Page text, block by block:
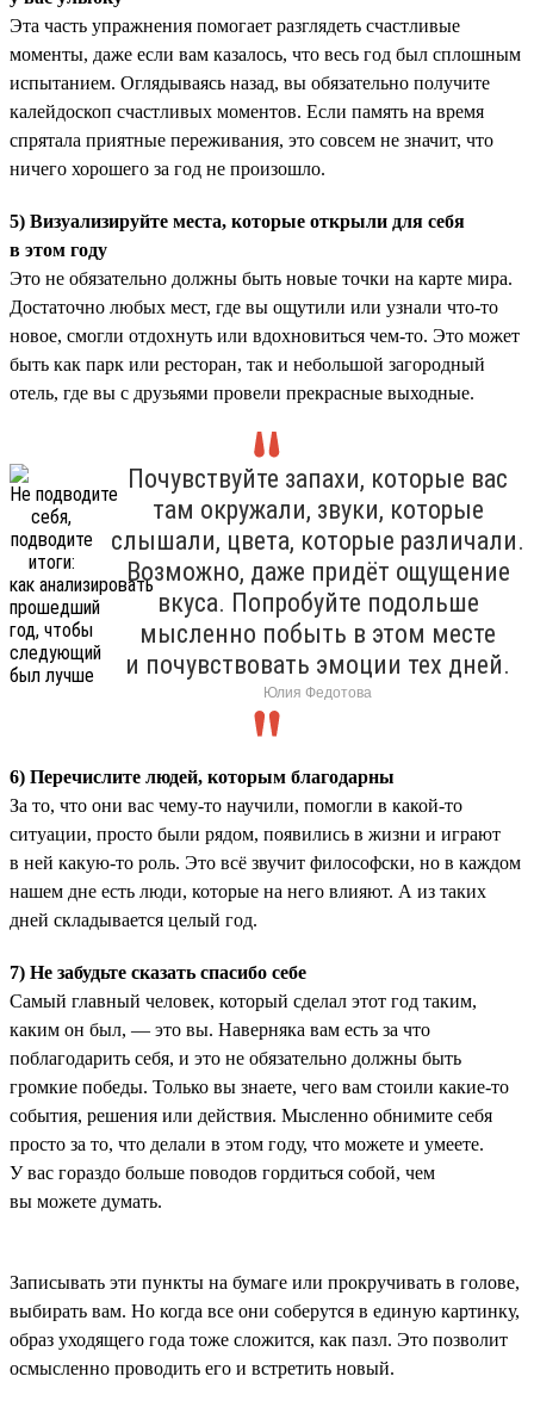
Эта часть упражнения помогает разглядеть счастливые
моменты, даже если вам казалось, что весь год был сплошным
испытанием. Оглядываясь назад, вы обязательно получите
калейдоскоп счастливых моментов. Если память на время
спрятала приятные переживания, это совсем не значит, что
ничего хорошего за год не произошло.
5) Визуализируйте места, которые открыли для себя
в этом году
Это не обязательно должны быть новые точки на карте мира.
Достаточно любых мест, где вы ощутили или узнали что-то
новое, смогли отдохнуть или вдохновиться чем-то. Это может
быть как парк или ресторан, так и небольшой загородный
отель, где вы с друзьями провели прекрасные выходные.
Почувствуйте запахи, которые вас
там окружали, звуки, которые
слышали, цвета, которые различали.
Возможно, даже придёт ощущение
вкуса. Попробуйте подольше
мысленно побыть в этом месте
и почувствовать эмоции тех дней.
Юлия Федотова
6) Перечислите людей, которым благодарны
За то, что они вас чему-то научили, помогли в какой-то
ситуации, просто были рядом, появились в жизни и играют
в ней какую-то роль. Это всё звучит философски, но в каждом
нашем дне есть люди, которые на него влияют. А из таких
дней складывается целый год.
7) Не забудьте сказать спасибо себе
Самый главный человек, который сделал этот год таким,
каким он был, — это вы. Наверняка вам есть за что
поблагодарить себя, и это не обязательно должны быть
громкие победы. Только вы знаете, чего вам стоили какие-то
события, решения или действия. Мысленно обнимите себя
просто за то, что делали в этом году, что можете и умеете.
У вас гораздо больше поводов гордиться собой, чем
вы можете думать.
Записывать эти пункты на бумаге или прокручивать в голове,
выбирать вам. Но когда все они соберутся в единую картинку,
образ уходящего года тоже сложится, как пазл. Это позволит
осмысленно проводить его и встретить новый.